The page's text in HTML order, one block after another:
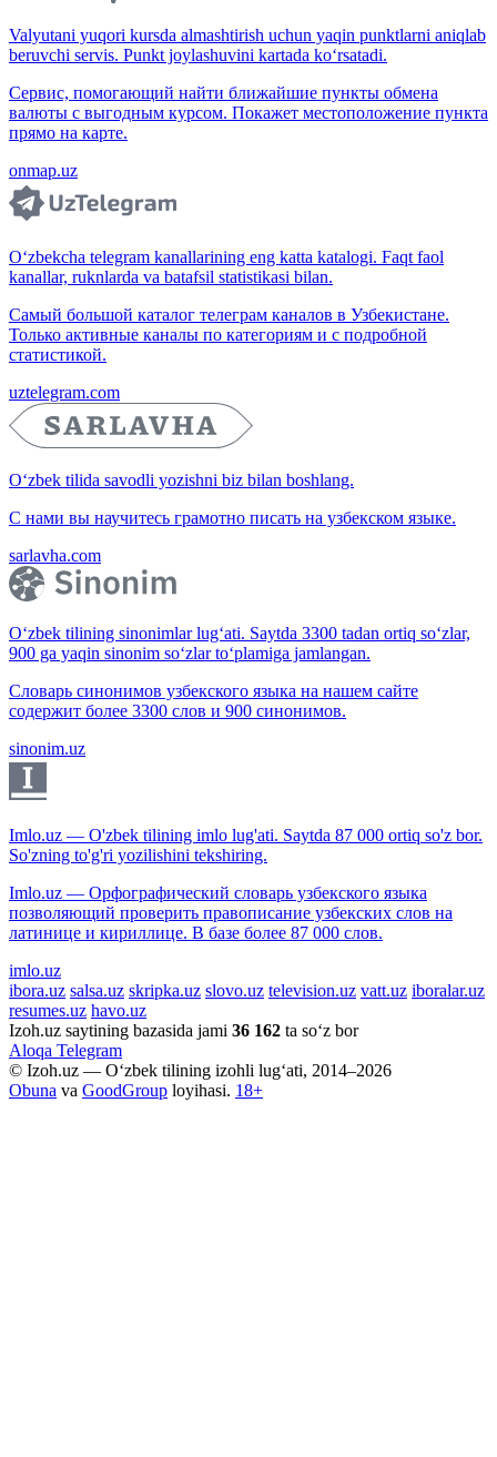
Valyutani yuqori kursda almashtirish uchun yaqin punktlarni aniqlab
beruvchi servis. Punkt joylashuvini kartada ko‘rsatadi.
Сервис, помогающий найти ближайшие пункты обмена
валюты с выгодным курсом. Покажет местоположение пункта
прямо на карте.
onmap.uz
O‘zbekcha telegram kanallarining eng katta katalogi. Faqt faol
kanallar, ruknlarda va batafsil statistikasi bilan.
Самый большой каталог телеграм каналов в Узбекистане.
Только активные каналы по категориям и с подробной
статистикой.
uztelegram.com
O‘zbek tilida savodli yozishni biz bilan boshlang.
С нами вы научитесь грамотно писать на узбекском языке.
sarlavha.com
O‘zbek tilining sinonimlar lug‘ati. Saytda 3300 tadan ortiq so‘zlar,
900 ga yaqin sinonim so‘zlar to‘plamiga jamlangan.
Словарь синонимов узбекского языка на нашем сайте
содержит более 3300 слов и 900 синонимов.
sinonim.uz
Imlo.uz — O'zbek tilining imlo lug'ati. Saytda 87 000 ortiq so'z bor.
So'zning to'g'ri yozilishini tekshiring.
Imlo.uz — Орфографический словарь узбекского языка
позволяющий проверить правописание узбекских слов на
латинице и кириллице. В базе более 87 000 слов.
imlo.uz
ibora.uz salsa.uz skripka.uz slovo.uz television.uz vatt.uz iboralar.uz
resumes.uz havo.uz
Izoh.uz saytining bazasida jami 36 162 ta so‘z bor
Aloqa Telegram
© Izoh.uz — O‘zbek tilining izohli lug‘ati, 2014–2026
Obuna va GoodGroup loyihasi. 18+